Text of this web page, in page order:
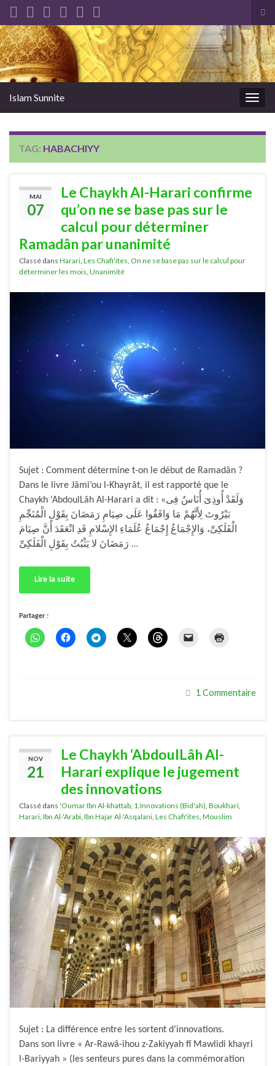
Search for:
Islam Sunnite
TAG: HABACHIYY
MAI
07
Le Chaykh Al-Harari confirme
qu’on ne se base pas sur le
calcul pour déterminer
Ramadân par unanimité
Classé dans Harari Les Chafi'ites On ne se base pas sur le calcul pour
déterminer les mois Unanimité
Sujet : Comment détermine t-on le début de Ramadân ?
Dans le livre Jâmi’ou l-Khayrât, il est rapporté que le
Chaykh ‘AbdoulLâh Al-Harari a dit : «وَلَقَدْ أُوذِىَ أُنَاسٌ فِى
بَيْرُوتَ لِأَنَّهُمْ مَا وَافَقُوا عَلَى صِيَامِ رَمَضَانَ بِقَوْلِ الْمُنَجِّمِ
الْفَلَكِىِّ، وَالإِجْمَاعُ إِجْمَاعُ عُلَمَاءِ الإِسْلامِ قَدِ انْعَقَدَ أَنَّ صِيَامَ
رَمَضَانَ لا يَثْبُتُ بِقَوْلِ الْفَلَكِىِّ …
Lire la suite
Partager :
1 Commentaire
NOV
21
Le Chaykh ‘AbdoulLâh Al-
Harari explique le jugement
des innovations
Classé dans 'Oumar Ibn Al-khattab, 1.Innovations (Bid'ah), Boukhari,
Harari, Ibn Al-'Arabi, Ibn Hajar Al-'Asqalani, Les Chafi'ites, Mouslim
Sujet : La différence entre les sortent d’innovations.
Dans son livre « Ar-Rawâ-ihou z-Zakiyyah fî Mawlidi khayri
l-Bariyyah » (les senteurs pures dans la commémoration